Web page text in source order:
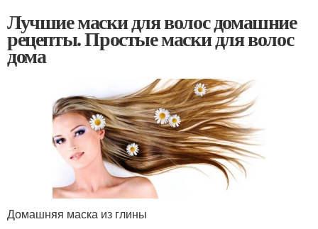
Лучшие маски для волос домашние
рецепты. Простые маски для волос
дома
Домашняя маска из глины